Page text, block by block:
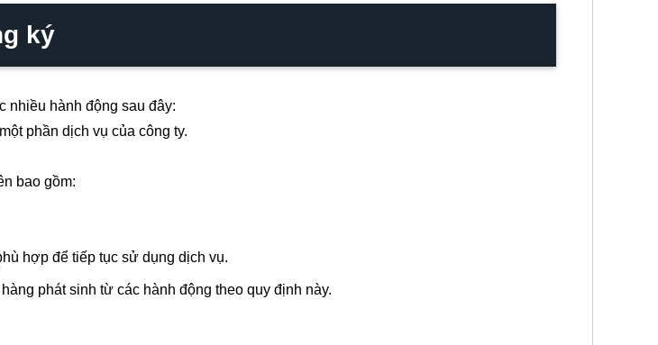
ký
nhiều hành động sau đây:
phần dịch vụ của công ty.
bao gồm:
để tiếp tục sử dụng dịch vụ.
phát sinh từ các hành động theo quy định này.